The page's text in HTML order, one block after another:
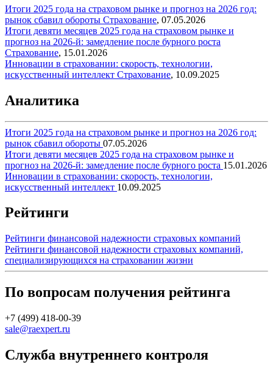
Итоги 2025 года на страховом рынке и прогноз на 2026 год:
рынок сбавил обороты Страхование, 07.05.2026
Итоги девяти месяцев 2025 года на страховом рынке и
прогноз на 2026-й: замедление после бурного роста
Страхование, 15.01.2026
Инновации в страховании: скорость, технологии,
искусственный интеллект Страхование, 10.09.2025
Аналитика
Итоги 2025 года на страховом рынке и прогноз на 2026 год:
рынок сбавил обороты 07.05.2026
Итоги девяти месяцев 2025 года на страховом рынке и
прогноз на 2026-й: замедление после бурного роста 15.01.2026
Инновации в страховании: скорость, технологии,
искусственный интеллект 10.09.2025
Рейтинги
Рейтинги финансовой надежности страховых компаний
Рейтинги финансовой надежности страховых компаний,
специализирующихся на страховании жизни
По вопросам получения рейтинга
+7 (499) 418-00-39
sale@raexpert.ru
Служба внутреннего контроля